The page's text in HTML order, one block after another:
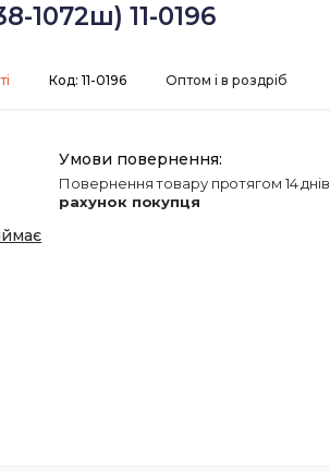
1072ш) 11-0196
Оптом і в роздріб
Код: 11-0196
повернення товару протягом 14 днів
рахунок покупця